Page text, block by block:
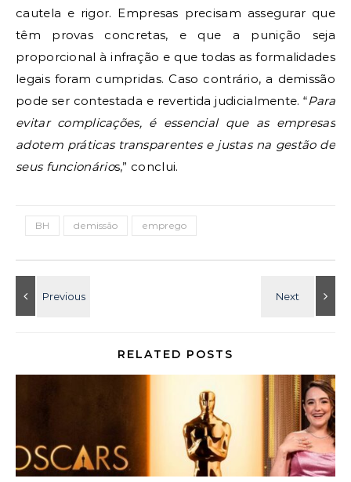
cautela e rigor. Empresas precisam assegurar que
têm provas concretas, e que a punição seja
proporcional à infração e que todas as formalidades
legais foram cumpridas. Caso contrário, a demissão
pode ser contestada e revertida judicialmente. “Para
evitar complicações, é essencial que as empresas
adotem práticas transparentes e justas na gestão de
seus funcionários,” conclui.
BH demissão emprego
RELATED POSTS